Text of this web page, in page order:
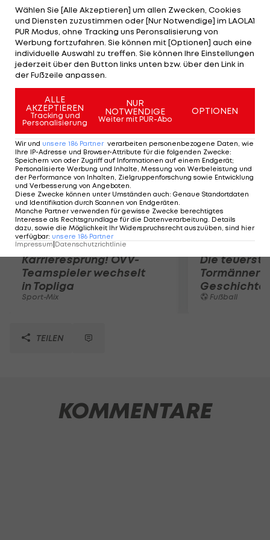
machen", erklärt Teamchef Martin Whitmarsh im
Vorfeld des Rennens in Silverstone. Hamilton,
dessen Vertrag mit Saisonende ausläuft und der
mehr Gehalt sowie weitere Freiheiten fordert,
bleibt gelassen: "Ich sehe das nicht als großes
Problem."
Mehr zum Thema
Karrieresprung! ÖVV-
Teamspieler wechselt
in Topliga
Sport-Mix
Die
Tormänner
Geschichte
Fußball
TEILEN
KOMMENTARE
Wählen Sie [Alle Akzeptieren] um allen Zwecken, Cookies
und Diensten zuzustimmen oder [Nur Notwendige] im LAOLA1
PUR Modus, ohne Tracking uns Peronsalisierung von
Werbung fortzufahren. Sie können mit [Optionen] auch eine
individuelle Auswahl zu treffen. Sie können Ihre Einstellungen
jederzeit über den Button links unten bzw. über den Link in
der Fußzeile anpassen.
ALLE
AKZEPTIEREN
Tracking und
Personalisierung
NUR
NOTWENDIGE
Weiter mit PUR-Abo
OPTIONEN
Wir und unsere 186 Partner verarbeiten personenbezogene Daten, wie
Ihre IP-Adresse und Browser-Attribute für die folgenden Zwecke:
Speichern von oder Zugriff auf Informationen auf einem Endgerät;
Personalisierte Werbung und Inhalte, Messung von Werbeleistung und
der Performance von Inhalten, Zielgruppenforschung sowie Entwicklung
und Verbesserung von Angeboten.
Diese Zwecke können unter Umständen auch: Genaue Standortdaten
und Identifikation durch Scannen von Endgeräten.
Manche Partner verwenden für gewisse Zwecke berechtigtes
Interesse als Rechtsgrundlage für die Datenverarbeitung. Details
dazu, sowie die Möglichkeit Ihr Widerspruchsrecht auszuüben, sind hier
verfügbar: unsere 186 Partner
Impressum Datenschutzrichtlinie